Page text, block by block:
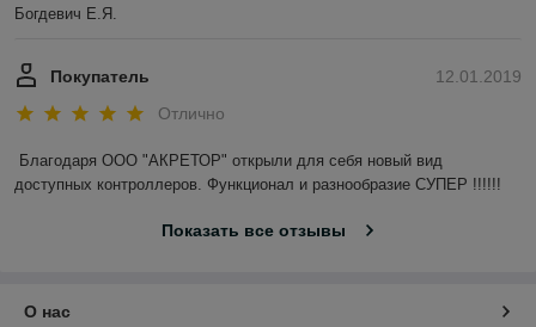
Богдевич Е.Я.
12.01.2019
Покупатель
Отлично
Благодаря ООО "АКРЕТОР" открыли для себя новый вид
доступных контроллеров. Функционал и разнообразие СУПЕР !!!!!!
Показать все отзывы
О нас